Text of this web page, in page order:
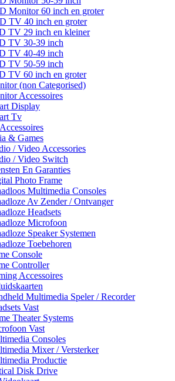
Monitor 60 inch en groter
TV 40 inch en groter
TV 29 inch en kleiner
TV 30-39 inch
TV 40-49 inch
TV 50-59 inch
TV 60 inch en groter
(non Categorised)
Accessoires
Display
Tv
& Games
/ Video Accessories
/ Video Switch
En Garanties
Photo Frame
Multimedia Consoles
Av Zender / Ontvanger
Headsets
Microfoon
Speaker Systemen
Toebehoren
Console
Controller
Accessoires
Multimedia Speler / Recorder
Vast
Theater Systems
Vast
Consoles
Mixer / Versterker
Productie
Disk Drive